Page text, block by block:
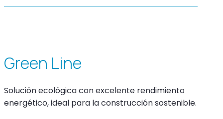
Green Line
Solución ecológica con excelente rendimiento
energético, ideal para la construcción sostenible.